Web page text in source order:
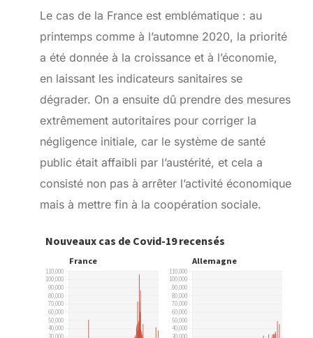
Le cas de la France est emblématique : au
printemps comme à l’automne 2020, la priorité
a été donnée à la croissance et à l’économie,
en laissant les indicateurs sanitaires se
dégrader. On a ensuite dû prendre des mesures
extrêmement autoritaires pour corriger la
négligence initiale, car le système de santé
public était affaibli par l’austérité, et cela a
consisté non pas à arrêter l’activité économique
mais à mettre fin à la coopération sociale.